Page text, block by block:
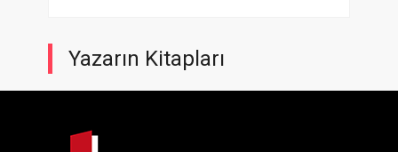
Yazarın Kitapları